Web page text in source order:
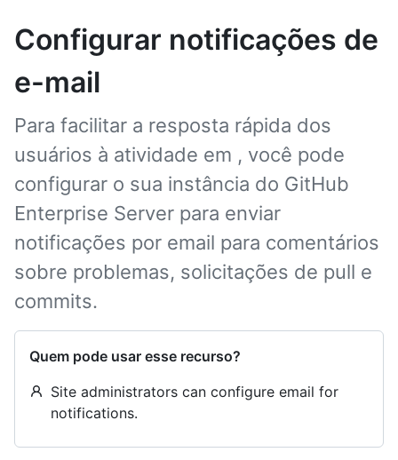
Configurar notificações de
e-mail
Para facilitar a resposta rápida dos
usuários à atividade em , você pode
configurar o sua instância do GitHub
Enterprise Server para enviar
notificações por email para comentários
sobre problemas, solicitações de pull e
commits.
Quem pode usar esse recurso?
Site administrators can configure email for
notifications.